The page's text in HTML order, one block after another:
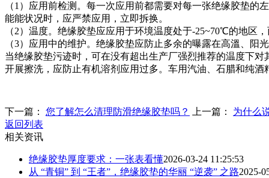
（1）应用前检测。每一次应用前都需要对每一张绝缘胶垫
能能状况时，应严禁应用，立即拆换。
（2）温度。绝缘胶垫应应用于环境温度处于-25~70℃的地区
（3）应用中的维护。绝缘胶垫应防止多余的曝露在高溫、
当绝缘胶垫污迹时，可在没有超出生产厂强烈推荐的温度下
开展擦洗，应防止有机溶剂应用过多。车用汽油、石腊和纯
下一篇： 您了解怎么清理防滑绝缘胶垫吗？ 上一篇： 为什么
返回列表
相关资讯
绝缘胶垫厚度要求：一张表看懂2026-03-24 11:25:53
从 “青铜” 到 “王者”，绝缘胶垫的华丽 “逆袭” 之路2025-